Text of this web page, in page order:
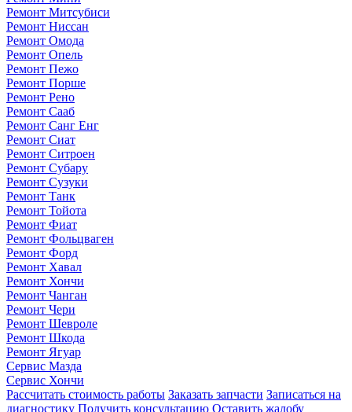
Ремонт Митсубиси
Ремонт Ниссан
Ремонт Омода
Ремонт Опель
Ремонт Пежо
Ремонт Порше
Ремонт Рено
Ремонт Сааб
Ремонт Санг Енг
Ремонт Сиат
Ремонт Ситроен
Ремонт Субару
Ремонт Сузуки
Ремонт Танк
Ремонт Тойота
Ремонт Фиат
Ремонт Фольцваген
Ремонт Форд
Ремонт Хавал
Ремонт Хончи
Ремонт Чанган
Ремонт Чери
Ремонт Шевроле
Ремонт Шкода
Ремонт Ягуар
Сервис Мазда
Сервис Хончи
Рассчитать стоимость работы Заказать запчасти Записаться на
диагностику Получить консультацию Оставить жалобу